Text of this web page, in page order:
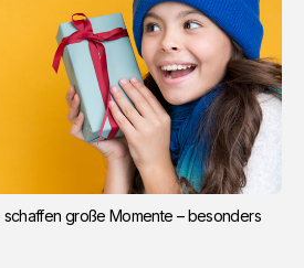
schaffen große Momente – besonders